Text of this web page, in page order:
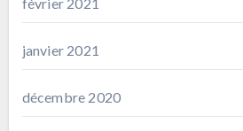
janvier 2021
décembre 2020